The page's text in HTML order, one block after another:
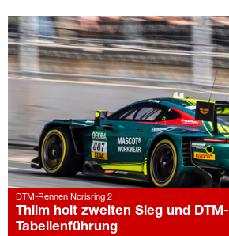
DTM-Rennen Norisring 2
Thiim holt zweiten Sieg und DTM-
Tabellenführung